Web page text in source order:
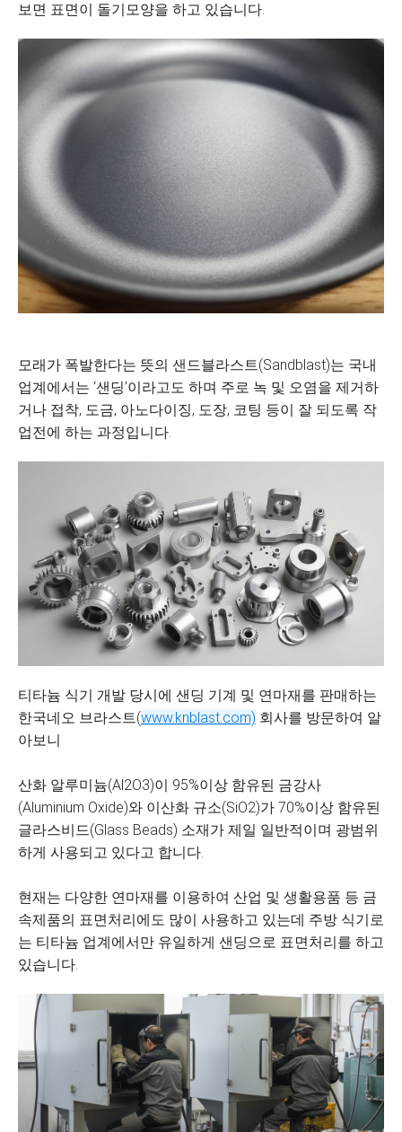
보면 표면이 돌기모양을 하고 있습니다.
모래가 폭발한다는 뜻의 샌드블라스트(Sandblast)는 국내
업계에서는 ‘샌딩’이라고도 하며 주로 녹 및 오염을 제거하
거나 접착, 도금, 아노다이징, 도장, 코팅 등이 잘 되도록 작
업전에 하는 과정입니다.
티타늄 식기 개발 당시에 샌딩 기계 및 연마재를 판매하는
한국네오 브라스트(www.knblast.com) 회사를 방문하여 알
아보니
산화 알루미늄(Al2O3)이 95%이상 함유된 금강사
(Aluminium Oxide)와 이산화 규소(SiO2)가 70%이상 함유된
글라스비드(Glass Beads) 소재가 제일 일반적이며 광범위
하게 사용되고 있다고 합니다.
현재는 다양한 연마재를 이용하여 산업 및 생활용품 등 금
속제품의 표면처리에도 많이 사용하고 있는데 주방 식기로
는 티타늄 업계에서만 유일하게 샌딩으로 표면처리를 하고
있습니다.